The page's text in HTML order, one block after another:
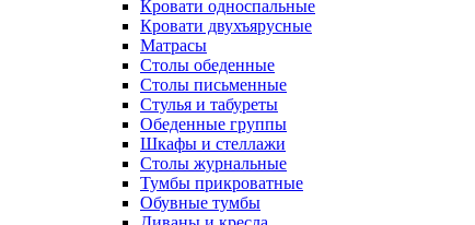
Кровати односпальные
Кровати двухъярусные
Матрасы
Столы обеденные
Столы письменные
Стулья и табуреты
Обеденные группы
Шкафы и стеллажи
Столы журнальные
Тумбы прикроватные
Обувные тумбы